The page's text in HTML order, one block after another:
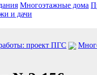
Многоэтажные дома
и дачи
проект ПГС